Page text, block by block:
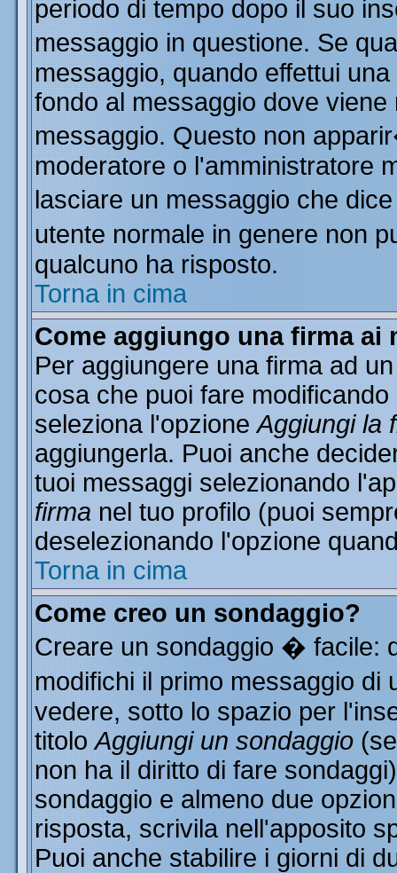
periodo di tempo dopo il suo
messaggio in questione. Se
messaggio, quando effettui
fondo al messaggio dove
messaggio. Questo non
moderatore o l'amministratore
lasciare un messaggio che
utente normale in genere non
qualcuno ha risposto.
Torna in cima
Come aggiungo una firma ai
Per aggiungere una firma ad
cosa che puoi fare
seleziona l'opzioneAggiungi la
aggiungerla. Puoi anche
tuoi messaggi selezionando
firma nel tuo profilo (puoi
deselezionando l'opzione
Torna in cima
Come creo un sondaggio?
Creare un sondaggio � facile:
modifichi il primo messaggio
vedere, sotto lo spazio per
titoloAggiungi un sondaggio
non ha il diritto di fare
sondaggio e almeno due
risposta, scrivila nell'apposito
Puoi anche stabilire i giorni di